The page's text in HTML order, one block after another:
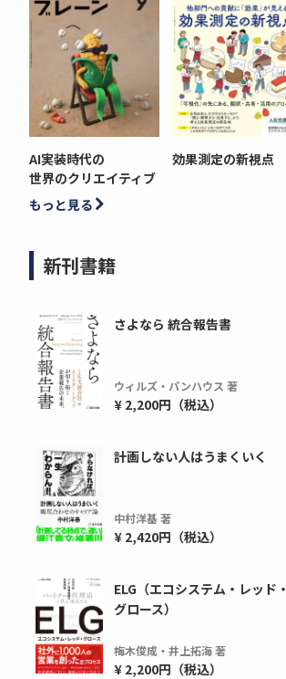
AI実装時代の
世界のクリエイティブ
効果測定の新視点
もっと見る
新刊書籍
さよなら 統合報告書
ウィルズ・パンハウス 著
¥ 2,200円（税込）
計画しない人はうまくいく
中村洋基 著
¥ 2,420円（税込）
ELG（エコシステム・レッド・
グロース）
梅木俊成・井上拓海 著
¥ 2,200円（税込）